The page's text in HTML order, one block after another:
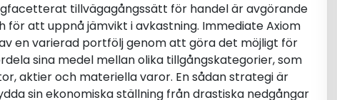
tillvägagångssätt för handel är avgörande
för att uppnå jämvikt i avkastning. Immediate Axiom
en varierad portfölj genom att göra det möjligt för
sina medel mellan olika tillgångskategorier, som
aktier och materiella varor. En sådan strategi är
sin ekonomiska ställning från drastiska nedgångar